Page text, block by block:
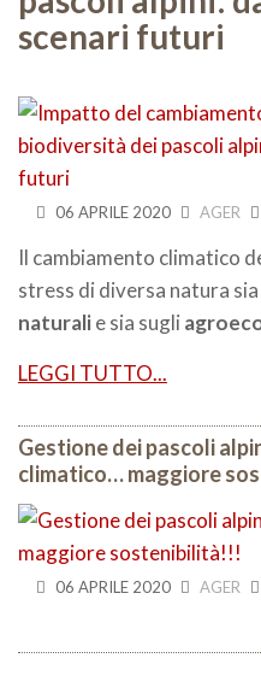
scenari futuri
06 APRILE 2020 AGER
Il cambiamento climatico
stress di diversa natura
naturalie sia sugli
LEGGI TUTTO...
Gestione dei pascoli
climatico… maggiore
06 APRILE 2020 AGER